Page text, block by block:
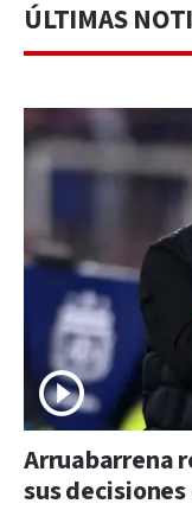
ÚLTIMAS
Arruabarrena
sus